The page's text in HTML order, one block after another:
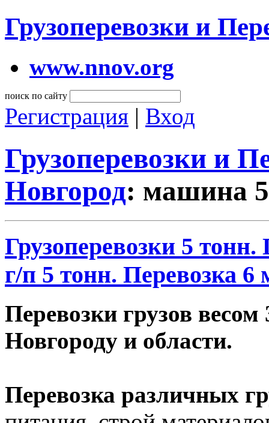
Грузоперевозки и
www.nnov.org
поиск по сайту
Регистрация | Вход
Грузоперевозки и
Новгород: машина
Грузоперевозки 5
г/п 5 тонн. Перевозка 6
Перевозки грузов
Новгороду и области.
Перевозка различных